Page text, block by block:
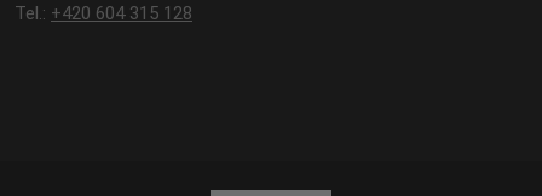
Tel.: +420 604 315 128